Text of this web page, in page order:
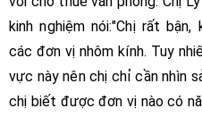
kinh nghiệm nói:"Chị rất
các đơn vị nhôm kính. Tuy
vực này nên chị chỉ cần nhìn
chị biết được đơn vị nào có